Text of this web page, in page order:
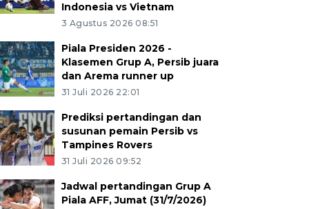
Indonesia vs Vietnam
3 Agustus 2026 08:51
Piala Presiden 2026 -
Klasemen Grup A, Persib juara
dan Arema runner up
31 Juli 2026 22:01
Prediksi pertandingan dan
susunan pemain Persib vs
Tampines Rovers
31 Juli 2026 09:52
Jadwal pertandingan Grup A
Piala AFF, Jumat (31/7/2026)